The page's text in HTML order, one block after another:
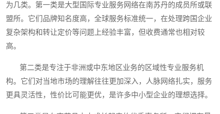
为几类。第一类是大型国际专业服务网络在南苏丹的成员所或联
盟所。它们品牌知名度高，全球服务标准统一，在处理跨国企业
复杂架构和转让定价等问题上经验丰富，但收费通常也相对较
高。
第二类是专注于非洲或中东地区业务的区域性专业服务机
构。它们对当地市场的理解往往更加深入，人脉网络扎实，服务
更具灵活性，性价比可能更优，是许多中小型企业的理想选择。